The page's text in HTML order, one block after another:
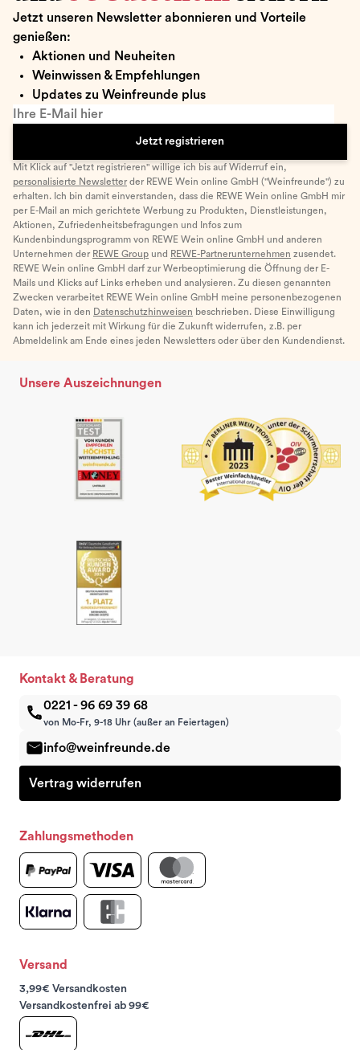
Jetzt unseren Newsletter abonnieren und Vorteile
genießen:
Aktionen und Neuheiten
Weinwissen & Empfehlungen
Updates zu Weinfreunde plus
Ihre E-Mail hier
Jetzt registrieren
Mit Klick auf "Jetzt registrieren" willige ich bis auf Widerruf ein,
personalisierte Newsletter der REWE Wein online GmbH ("Weinfreunde") zu
erhalten. Ich bin damit einverstanden, dass die REWE Wein online GmbH mir
per E-Mail an mich gerichtete Werbung zu Produkten, Dienstleistungen,
Aktionen, Zufriedenheitsbefragungen und Infos zum
Kundenbindungsprogramm von REWE Wein online GmbH und anderen
Unternehmen der REWE Group und REWE-Partnerunternehmen zusendet.
REWE Wein online GmbH darf zur Werbeoptimierung die Öffnung der E-
Mails und Klicks auf Links erheben und analysieren. Zu diesen genannten
Zwecken verarbeitet REWE Wein online GmbH meine personenbezogenen
Daten, wie in den Datenschutzhinweisen beschrieben. Diese Einwilligung
kann ich jederzeit mit Wirkung für die Zukunft widerrufen, z.B. per
Abmeldelink am Ende eines jeden Newsletters oder über den Kundendienst.
Unsere Auszeichnungen
Kontakt & Beratung
0221 - 96 69 39 68
von Mo-Fr, 9-18 Uhr (außer an Feiertagen)
info@weinfreunde.de
Vertrag widerrufen
Zahlungsmethoden
Versand
3,99€ Versandkosten
Versandkostenfrei ab 99€